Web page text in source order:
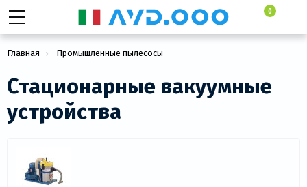
0
Главная Промышленные пылесосы
Стационарные вакуумные
устройства